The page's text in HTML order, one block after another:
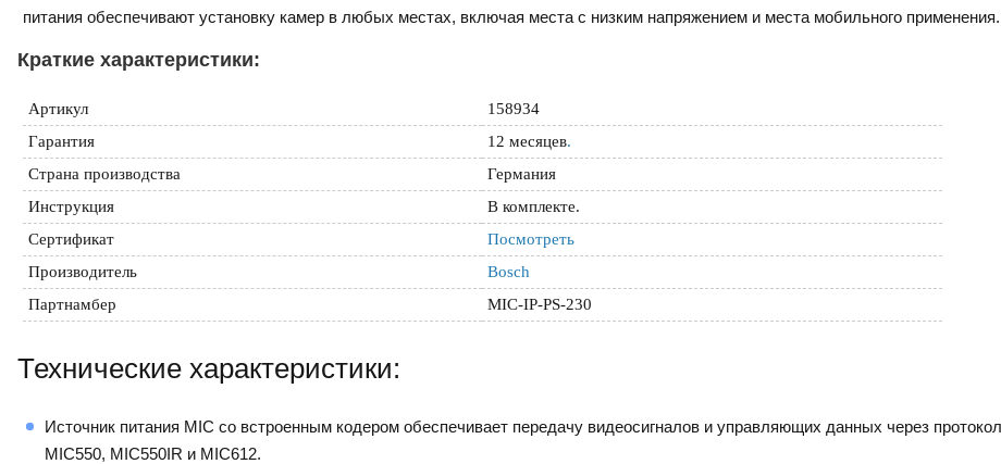
питания обеспечивают установку камер в любых местах, включая места с низким напряжением и места мобильного применения.
Краткие характеристики:
Артикул
158934
Гарантия
12 месяцев.
Страна производства
Германия
Инструкция
В комплекте.
Сертификат
Посмотреть
Производитель
Bosch
Партнамбер
MIC-IP-PS-230
Технические характеристики:
Источник питания MIC со встроенным кодером обеспечивает передачу видеосигналов и управляющих данных через
MIC550, MIC550IR и MIC612.